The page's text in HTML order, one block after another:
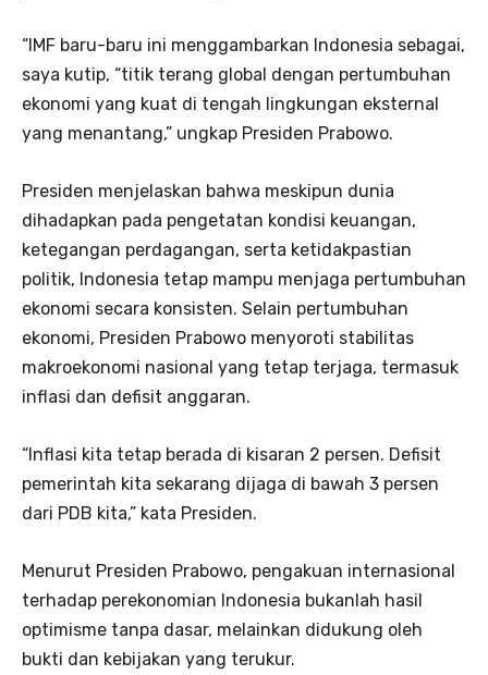
“IMF baru-baru ini menggambarkan Indonesia sebagai,
saya kutip, “titik terang global dengan pertumbuhan
ekonomi yang kuat di tengah lingkungan eksternal
yang menantang,” ungkap Presiden Prabowo.
Presiden menjelaskan bahwa meskipun dunia
dihadapkan pada pengetatan kondisi keuangan,
ketegangan perdagangan, serta ketidakpastian
politik, Indonesia tetap mampu menjaga pertumbuhan
ekonomi secara konsisten. Selain pertumbuhan
ekonomi, Presiden Prabowo menyoroti stabilitas
makroekonomi nasional yang tetap terjaga, termasuk
inflasi dan defisit anggaran.
“Inflasi kita tetap berada di kisaran 2 persen. Defisit
pemerintah kita sekarang dijaga di bawah 3 persen
dari PDB kita,” kata Presiden.
Menurut Presiden Prabowo, pengakuan internasional
terhadap perekonomian Indonesia bukanlah hasil
optimisme tanpa dasar, melainkan didukung oleh
bukti dan kebijakan yang terukur.